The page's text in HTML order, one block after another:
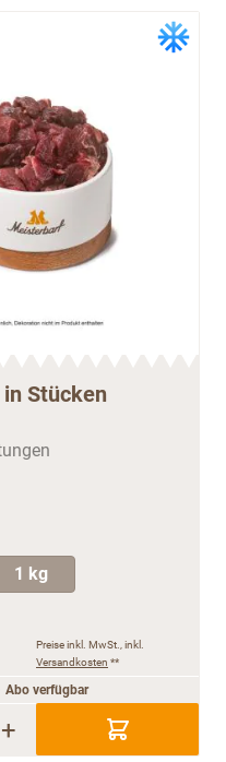
Stücken
1 kg
Preise inkl. MwSt., inkl.
Versandkosten **
Abo verfügbar
+